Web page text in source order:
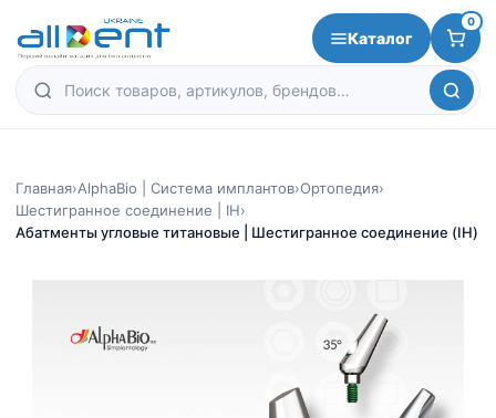
Каталог
0
Главная›AlphaBio | Система имплантов›Ортопедия›
Шестигранное соединение | IH›
Абатменты угловые титановые | Шестигранное соединение (IH)